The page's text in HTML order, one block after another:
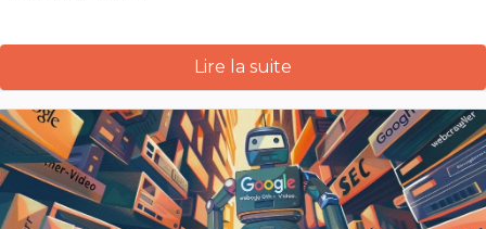
Lire la suite